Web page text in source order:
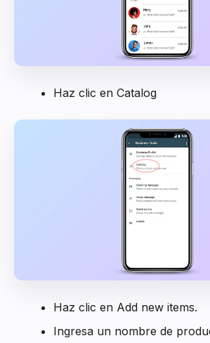
Haz clic en Catalog
Haz clic en Add new items.
Ingresa un nombre de